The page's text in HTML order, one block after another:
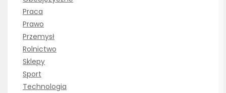
Praca
Prawo
Przemysł
Rolnictwo
Sklepy
Sport
Technologia